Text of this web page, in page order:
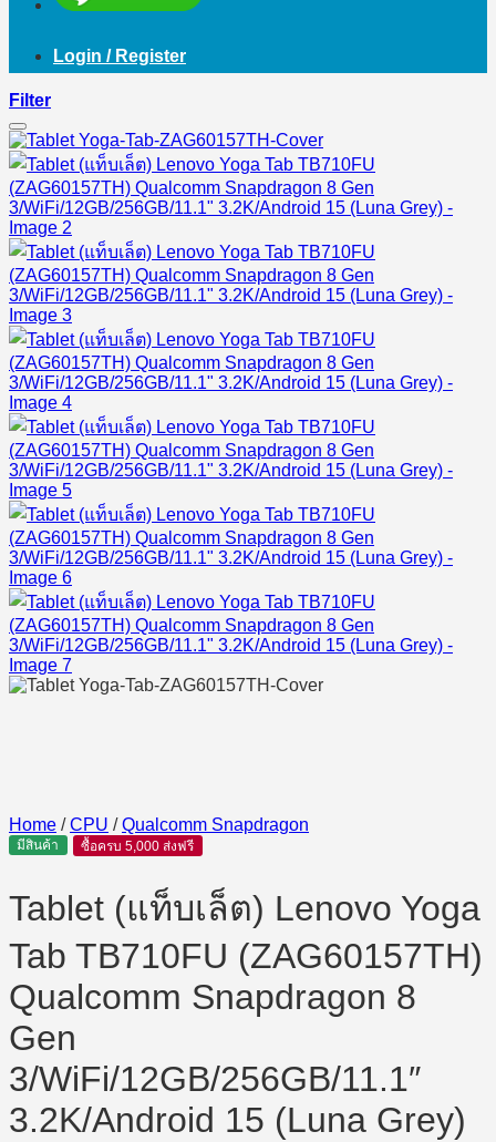
Login / Register
Filter
Home / CPU / Qualcomm Snapdragon
มีสินค้า ซื้อครบ 5,000 ส่งฟรี
Tablet (แท็บเล็ต) Lenovo Yoga
Tab TB710FU (ZAG60157TH)
Qualcomm Snapdragon 8
Gen
3/WiFi/12GB/256GB/11.1″
3.2K/Android 15 (Luna Grey)